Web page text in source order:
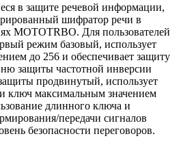
в защите речевой информации,
шифратор речи в
MOTOTRBO. Для пользователей
режим базовый, использует
до 256 и обеспечивает защиту
защиты частотной инверсии
продвинутый, использует
ключ максимальным значением
длинного ключа и
передачи сигналов
безопасности переговоров.